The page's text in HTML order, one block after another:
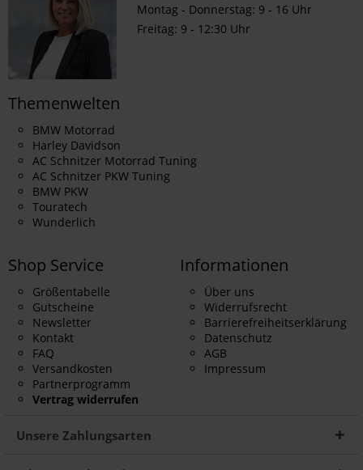
Montag - Donnerstag: 9 - 16 Uhr
Freitag: 9 - 12:30 Uhr
Themenwelten
BMW Motorrad
Harley Davidson
AC Schnitzer Motorrad Tuning
AC Schnitzer PKW Tuning
BMW PKW
Touratech
Wunderlich
Shop Service
Größentabelle
Gutscheine
Newsletter
Kontakt
FAQ
Versandkosten
Partnerprogramm
Vertrag widerrufen
Informationen
Über uns
Widerrufsrecht
Barrierefreiheitserklärung
Datenschutz
AGB
Impressum
Unsere Zahlungsarten